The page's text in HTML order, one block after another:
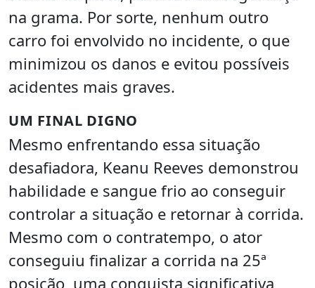
na grama. Por sorte, nenhum outro
carro foi envolvido no incidente, o que
minimizou os danos e evitou possíveis
acidentes mais graves.
UM FINAL DIGNO
Mesmo enfrentando essa situação
desafiadora, Keanu Reeves demonstrou
habilidade e sangue frio ao conseguir
controlar a situação e retornar à corrida.
Mesmo com o contratempo, o ator
conseguiu finalizar a corrida na 25ª
posição, uma conquista significativa